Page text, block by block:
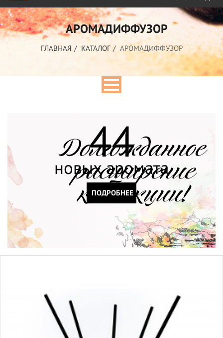
АРОМАДИФФУЗОР
ГЛАВНАЯ КАТАЛОГ АРОМАДИФФУЗОР
44
новых аромата
ПОДРОБНЕЕ